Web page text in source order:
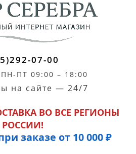
07-00
ПТ 09:00 – 18:00
на сайте — 24/7
ВО ВСЕ РЕГИОНЫ
РОССИИ!
заказе от 10 000 ₽